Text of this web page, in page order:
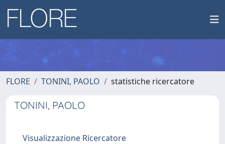
FLORE TONINI, PAOLO statistiche ricercatore
TONINI, PAOLO
Visualizzazione Ricercatore